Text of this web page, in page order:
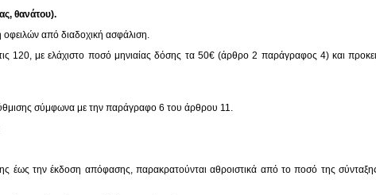
θανάτου).
από διαδοχική ασφάλιση.
120, με ελάχιστο ποσό μηνιαίας δόσης τα 50€ (άρθρο 2 παράγραφος 4) και
σύμφωνα με την παράγραφο 6 του άρθρου 11.
έως την έκδοση απόφασης, παρακρατούνται αθροιστικά από το ποσό της